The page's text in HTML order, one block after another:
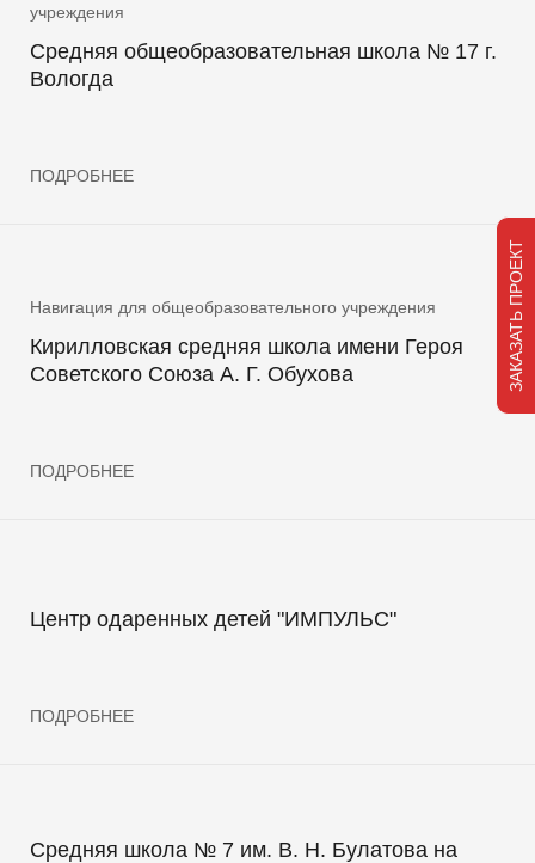
учреждения
Средняя общеобразовательная школа № 17 г.
Вологда
ПОДРОБНЕЕ
Навигация для общеобразовательного учреждения
Кирилловская средняя школа имени Героя
Советского Союза А. Г. Обухова
ПОДРОБНЕЕ
Центр одаренных детей "ИМПУЛЬС"
ПОДРОБНЕЕ
Средняя школа № 7 им. В. Н. Булатова на
ЗАКАЗАТЬ ПРОЕКТ